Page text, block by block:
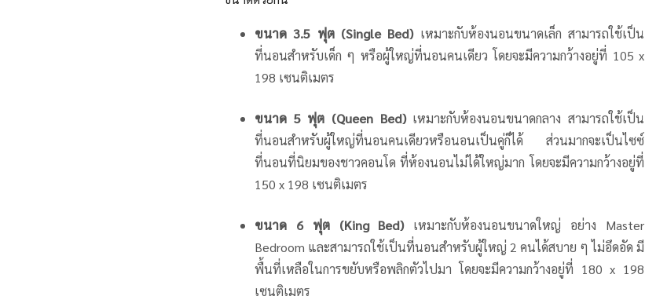
ขนาด 3.5 ฟุต (Single Bed)เหมาะกับห้องนอนขนาดเล็ก สามารถใช้เป็น
ที่นอนสำหรับเด็ก ๆ หรือผู้ใหญ่ที่นอนคนเดียว โดยจะมีความกว้างอยู่ที่ 105 x
198 เซนติเมตร
ขนาด 5 ฟุต (Queen Bed)เหมาะกับห้องนอนขนาดกลาง สามารถใช้เป็น
ที่นอนสำหรับผู้ใหญ่ที่นอนคนเดียวหรือนอนเป็นคู่ก็ได้ ส่วนมากจะเป็นไซซ์
ที่นอนที่นิยมของชาวคอนโด ที่ห้องนอนไม่ได้ใหญ่มาก โดยจะมีความกว้างอยู่ที่
150 x 198 เซนติเมตร
ขนาด 6 ฟุต (King Bed)เหมาะกับห้องนอนขนาดใหญ่ อย่าง Master
Bedroom และสามารถใช้เป็นที่นอนสำหรับผู้ใหญ่ 2 คนได้สบาย ๆ ไม่อึดอัด มี
พื้นที่เหลือในการขยับหรือพลิกตัวไปมา โดยจะมีความกว้างอยู่ที่ 180 x 198
เซนติเมตร